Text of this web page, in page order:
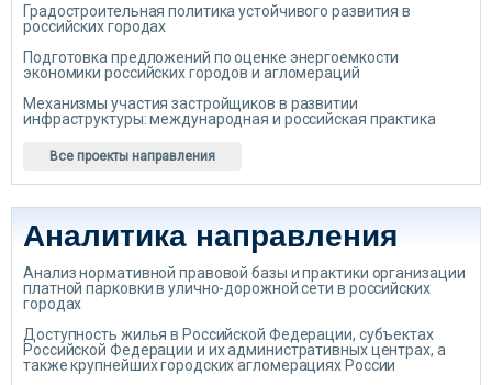
Градостроительная политика устойчивого развития в
российских городах
Подготовка предложений по оценке энергоемкости
экономики российских городов и агломераций
Механизмы участия застройщиков в развитии
инфраструктуры: международная и российская практика
Все проекты направления
Аналитика направления
Анализ нормативной правовой базы и практики организации
платной парковки в улично-дорожной сети в российских
городах
Доступность жилья в Российской Федерации, субъектах
Российской Федерации и их административных центрах, а
также крупнейших городских агломерациях России